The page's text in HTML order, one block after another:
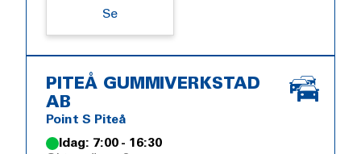
Se
PITEÅ GUMMIVERKSTAD
AB
Point S Piteå
Idag: 7:00 - 16:30